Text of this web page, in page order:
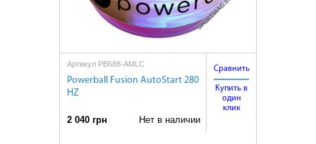
Артикул PB688-AMLC
Powerball Fusion AutoStart 280
HZ
2 040 грн Нет в наличии
Сравнить
Купить в
один
клик